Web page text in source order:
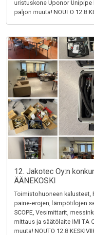
uristuskone Uponor Unipipe
paljon muuta! NOUTO 12.8
12. Jakotec Oy:n
ÄÄNEKOSKI
Toimistohuoneen kalusteet,
paine-erojen, lämpötilojen
SCOPE, Vesimittarit,
mittaus ja säätölaite IMI TA
muuta! NOUTO 12.8